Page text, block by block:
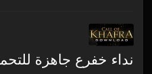
نداء خفرع جاهزة